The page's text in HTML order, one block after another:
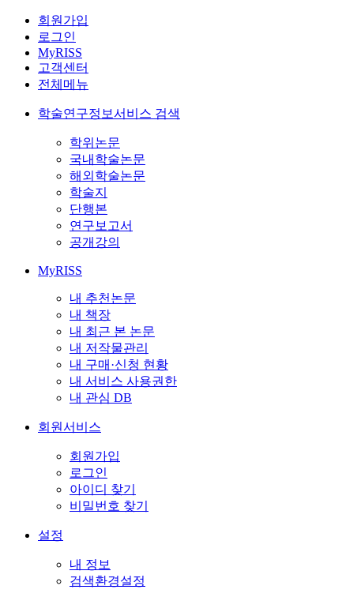
회원가입
로그인
MyRISS
고객센터
전체메뉴
학술연구정보서비스 검색
학위논문
국내학술논문
해외학술논문
학술지
단행본
연구보고서
공개강의
MyRISS
내 추천논문
내 책장
내 최근 본 논문
내 저작물관리
내 구매·신청 현황
내 서비스 사용권한
내 관심 DB
회원서비스
회원가입
로그인
아이디 찾기
비밀번호 찾기
설정
내 정보
검색환경설정